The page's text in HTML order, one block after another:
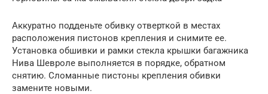
Аккуратно подденьте обивку отверткой в местах
расположения пистонов крепления и снимите ее.
Установка обшивки и рамки стекла крышки багажника
Нива Шевроле выполняется в порядке, обратном
снятию. Сломанные пистоны крепления обивки
замените новыми.